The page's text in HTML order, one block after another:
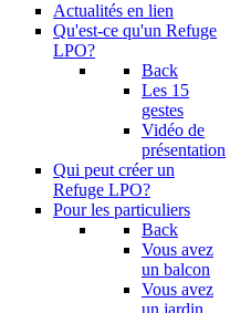
Actualités en lien
Qu'est-ce qu'un Refuge
LPO?
Back
Les 15
gestes
Vidéo de
présentation
Qui peut créer un
Refuge LPO?
Pour les particuliers
Back
Vous avez
un balcon
Vous avez
un jardin